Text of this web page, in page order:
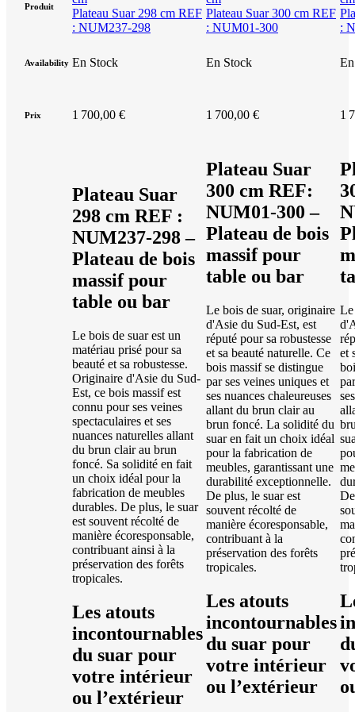
Produit
Plateau Suar 298 cm REF
: NUM237-298
Plateau Suar 300 cm REF
: NUM01-300
:
Availability En Stock En Stock
Prix 1 700,00 € 1 700,00 € 1
Plateau Suar
298 cm REF :
NUM237-298 –
Plateau de bois
massif pour
table ou bar
Le bois de suar est un
matériau prisé pour sa
beauté et sa robustesse.
Originaire d'Asie du Sud-
Est, ce bois massif est
connu pour ses veines
spectaculaires et ses
nuances naturelles allant
du brun clair au brun
foncé. Sa solidité en fait
un choix idéal pour la
fabrication de meubles
durables. De plus, le suar
est souvent récolté de
manière écoresponsable,
contribuant ainsi à la
préservation des forêts
tropicales.
Les atouts
incontournables
du suar pour
votre intérieur
ou l’extérieur
Plateau Suar
300 cm REF:
NUM01-300 –
Plateau de bois
massif pour
table ou bar
Le bois de suar, originaire
d'Asie du Sud-Est, est
réputé pour sa robustesse
et sa beauté naturelle. Ce
bois massif se distingue
par ses veines uniques et
ses nuances chaleureuses
allant du brun clair au
brun foncé. La solidité du
suar en fait un choix idéal
pour la fabrication de
meubles, garantissant une
durabilité exceptionnelle.
De plus, le suar est
souvent récolté de
manière écoresponsable,
contribuant à la
préservation des forêts
tropicales.
Les atouts
incontournables
du suar pour
votre intérieur
ou l’extérieur
Le
et